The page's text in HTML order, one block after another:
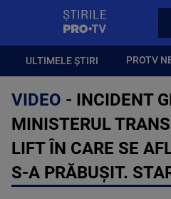
ULTIMELE ȘTIRI PROTV
VIDEO - INCIDENT
MINISTERUL
LIFT ÎN CARE SE
S-A PRĂBUȘIT.